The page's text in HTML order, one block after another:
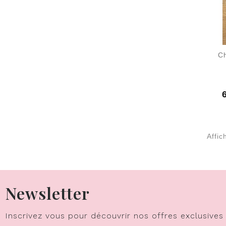
Newsletter
Inscrivez vous pour découvrir nos offres exclusives